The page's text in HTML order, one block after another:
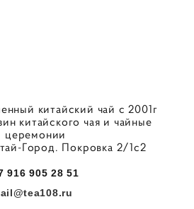
китайский чай с 2001г
китайского чая и чайные
церемонии
Город. Покровка 2/1с2
916 905 28 51